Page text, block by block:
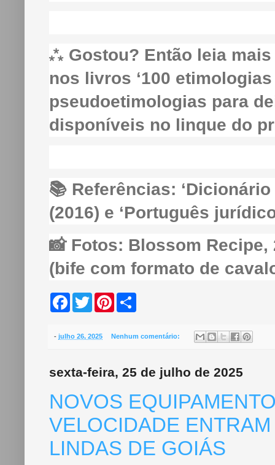
⁂ Gostou? Então leia
nos livros ‘100
pseudoetimologias para
disponíveis no linque do
📚 Referências:
(2016) e ‘Português
📸 Fotos: Blossom Recipe,
(bife com formato de
b
k
w
t
e
t
e
- julho 26, 2025 Nenhum comentário:
sexta-feira, 25 de julho de 2025
NOVOS
VELOCIDADE
LINDAS DE GOIÁS